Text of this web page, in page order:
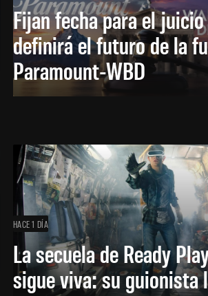
Fijan fecha para el
definirá el futuro de la
Paramount-WBD
HACE 1 DÍA
La secuela de Ready
sigue viva: su guionista